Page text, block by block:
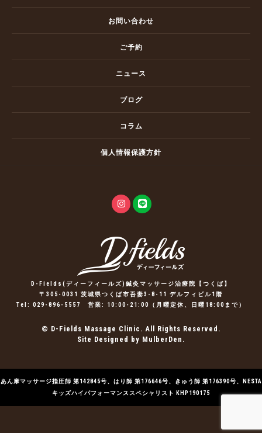
お問い合わせ
ご予約
ニュース
ブログ
コラム
個人情報保護方針
D-Fields(ディーフィールズ)鍼灸マッサージ治療院【つくば】
〒305-0031 茨城県つくば市吾妻3-8-11 デルフィビル1階
Tel: 029-896-5557 営業: 10:00-21:00（月曜定休、日曜18:00まで）
© D-Fields Massage Clinic. All Rights Reserved.
Site Designed by MulberDen.
あん摩マッサージ指圧師 第142845号、はり師 第176646号、きゅう師 第176390号、NESTA
キッズハイパフォーマンススペシャリスト KHP190175